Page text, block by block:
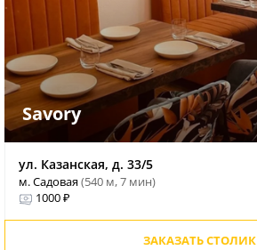
Savory
ул. Казанская, д. 33/5
м. Садовая(540 м, 7 мин)
1000 ₽
ЗАКАЗАТЬ СТОЛИК